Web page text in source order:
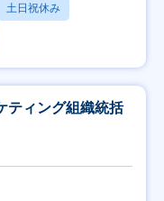
土日祝休み
ティング組織統括